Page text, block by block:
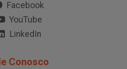
Facebook
YouTube
LinkedIn
Conosco